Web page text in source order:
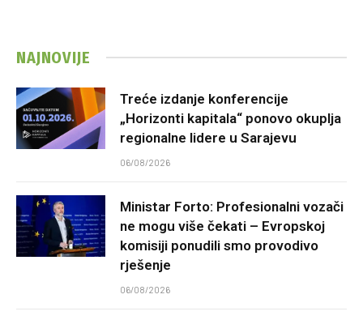
NAJNOVIJE
Treće izdanje konferencije
„Horizonti kapitala“ ponovo okuplja
regionalne lidere u Sarajevu
06/08/2026
Ministar Forto: Profesionalni vozači
ne mogu više čekati – Evropskoj
komisiji ponudili smo provodivo
rješenje
06/08/2026